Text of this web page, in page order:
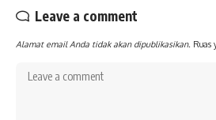
Leave a comment
Alamat email Anda tidak akan dipublikasikan. Ruas